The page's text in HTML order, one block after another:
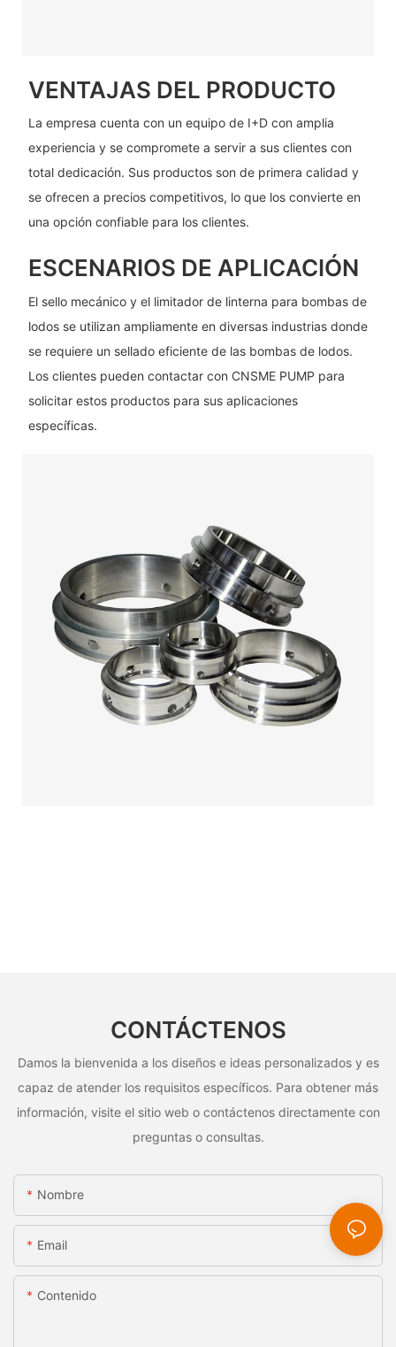
VENTAJAS DEL PRODUCTO
La empresa cuenta con un equipo de I+D con amplia
experiencia y se compromete a servir a sus clientes con
total dedicación. Sus productos son de primera calidad y
se ofrecen a precios competitivos, lo que los convierte en
una opción confiable para los clientes.
ESCENARIOS DE APLICACIÓN
El sello mecánico y el limitador de linterna para bombas de
lodos se utilizan ampliamente en diversas industrias donde
se requiere un sellado eficiente de las bombas de lodos.
Los clientes pueden contactar con CNSME PUMP para
solicitar estos productos para sus aplicaciones
específicas.
CONTÁCTENOS
Damos la bienvenida a los diseños e ideas personalizados y es
capaz de atender los requisitos específicos. Para obtener más
información, visite el sitio web o contáctenos directamente con
preguntas o consultas.
Nombre
Email
Contenido